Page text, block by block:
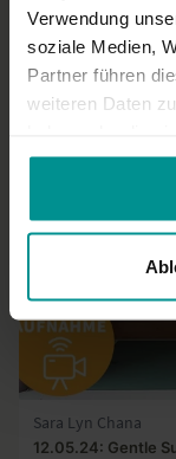
Verwendung
soziale Medien,
Partner führen
weiteren Daten
gesammelt
Ähnliche Videos
Sara Lyn Chana
12.05.24: Gentle